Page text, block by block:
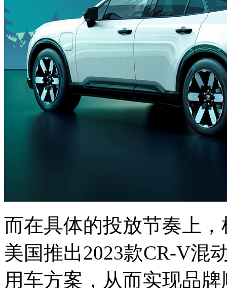
而在具体的投放节奏上
美国推出2023款CR-V混
用车方案，从而实现品